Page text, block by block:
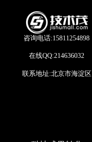
咨询电话:15811254898
在线QQ:214636032
联系地址:北京市海淀区